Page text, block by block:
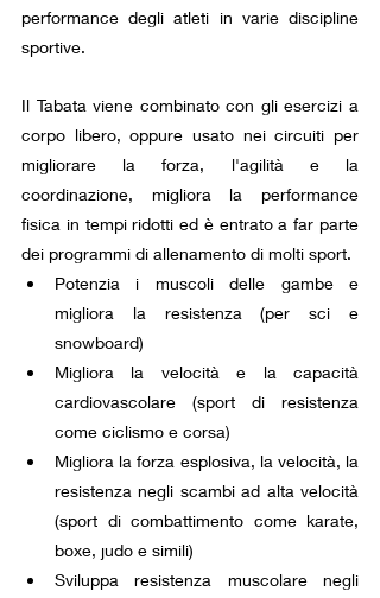
performance degli atleti in varie discipline
sportive.
Il Tabata viene combinato con gli esercizi a
corpo libero, oppure usato nei circuiti per
migliorare la forza, l'agilità e la
coordinazione, migliora la performance
fisica in tempi ridotti ed è entrato a far parte
dei programmi di allenamento di molti sport.
Potenzia i muscoli delle gambe e
migliora la resistenza (per sci e
snowboard)
Migliora la velocità e la capacità
cardiovascolare (sport di resistenza
come ciclismo e corsa)
Migliora la forza esplosiva, la velocità, la
resistenza negli scambi ad alta velocità
(sport di combattimento come karate,
boxe, judo e simili)
Sviluppa resistenza muscolare negli